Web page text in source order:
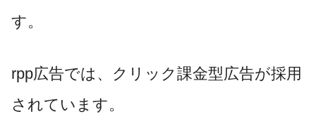
す。
rpp広告では、クリック課金型広告が採用
されています。